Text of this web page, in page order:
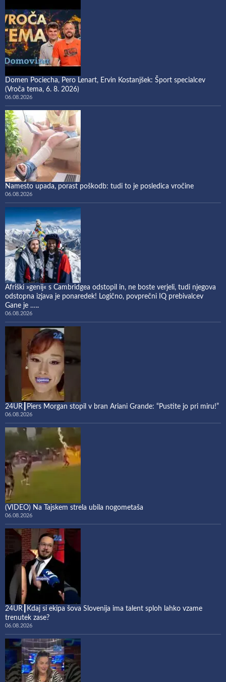
Domen Pociecha, Pero Lenart, Ervin Kostanjšek: Šport specialcev
(Vroča tema, 6. 8. 2026)
06.08.2026
Namesto upada, porast poškodb: tudi to je posledica vročine
06.08.2026
Afriški »genij« s Cambridgea odstopil in, ne boste verjeli, tudi njegova
odstopna izjava je ponaredek! Logično, povprečni IQ prebivalcev
Gane je …..
06.08.2026
24UR┃Piers Morgan stopil v bran Ariani Grande: “Pustite jo pri miru!”
06.08.2026
(VIDEO) Na Tajskem strela ubila nogometaša
06.08.2026
24UR┃Kdaj si ekipa šova Slovenija ima talent sploh lahko vzame
trenutek zase?
06.08.2026